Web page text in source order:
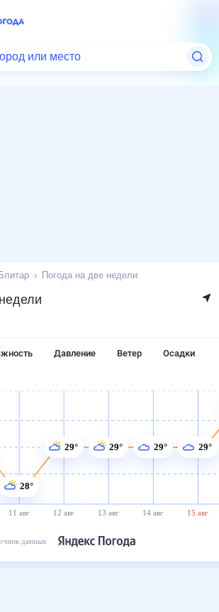
или место
Блитар Погода на две недели
Давление Ветер Осадки
11 авг 12 авг 13 авг 14 авг 15 авг
28°
29° 29° 29° 29°
данных